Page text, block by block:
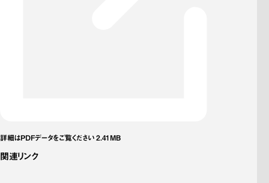
詳細はPDFデータをご覧ください 2.41MB
関連リンク